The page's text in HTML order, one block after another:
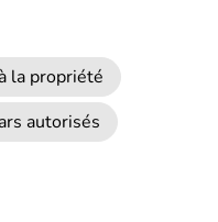
la propriété
autorisés